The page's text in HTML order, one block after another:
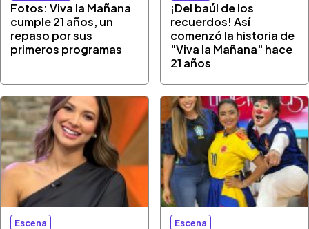
Fotos: Viva la Mañana
cumple 21 años, un
repaso por sus
primeros programas
¡Del baúl de los
recuerdos! Así
comenzó la historia de
"Viva la Mañana" hace
21 años
Escena Escena